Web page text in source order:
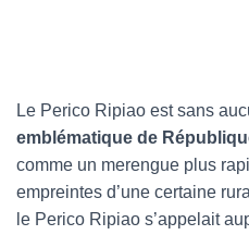
Le Perico Ripiao est sans
emblématique de
comme un merengue plus
empreintes d’une certaine
le Perico Ripiao s’appelait